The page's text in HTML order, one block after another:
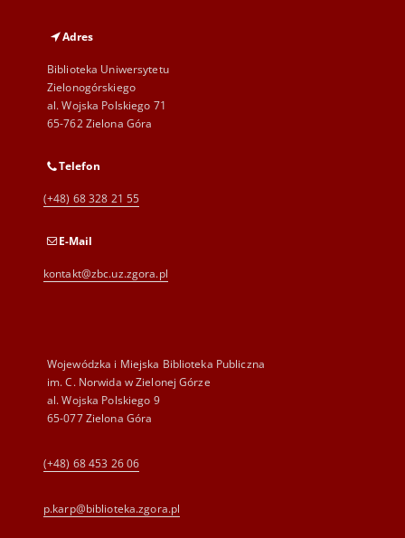
Adres
Biblioteka Uniwersytetu
Zielonogórskiego
al. Wojska Polskiego 71
65-762 Zielona Góra
Telefon
(+48) 68 328 21 55
E-Mail
kontakt@zbc.uz.zgora.pl
Wojewódzka i Miejska Biblioteka Publiczna
im. C. Norwida w Zielonej Górze
al. Wojska Polskiego 9
65-077 Zielona Góra
(+48) 68 453 26 06
p.karp@biblioteka.zgora.pl